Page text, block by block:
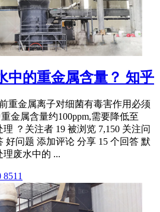
中的重金属含量？ 知乎
重金属离子对细菌有毒害作用必须
金属含量约100ppm,需要降低至
理 ？关注者 19 被浏览 7,150 关注问
好问题 添加评论 分享 15 个回答 默
废水中的 ...
8511